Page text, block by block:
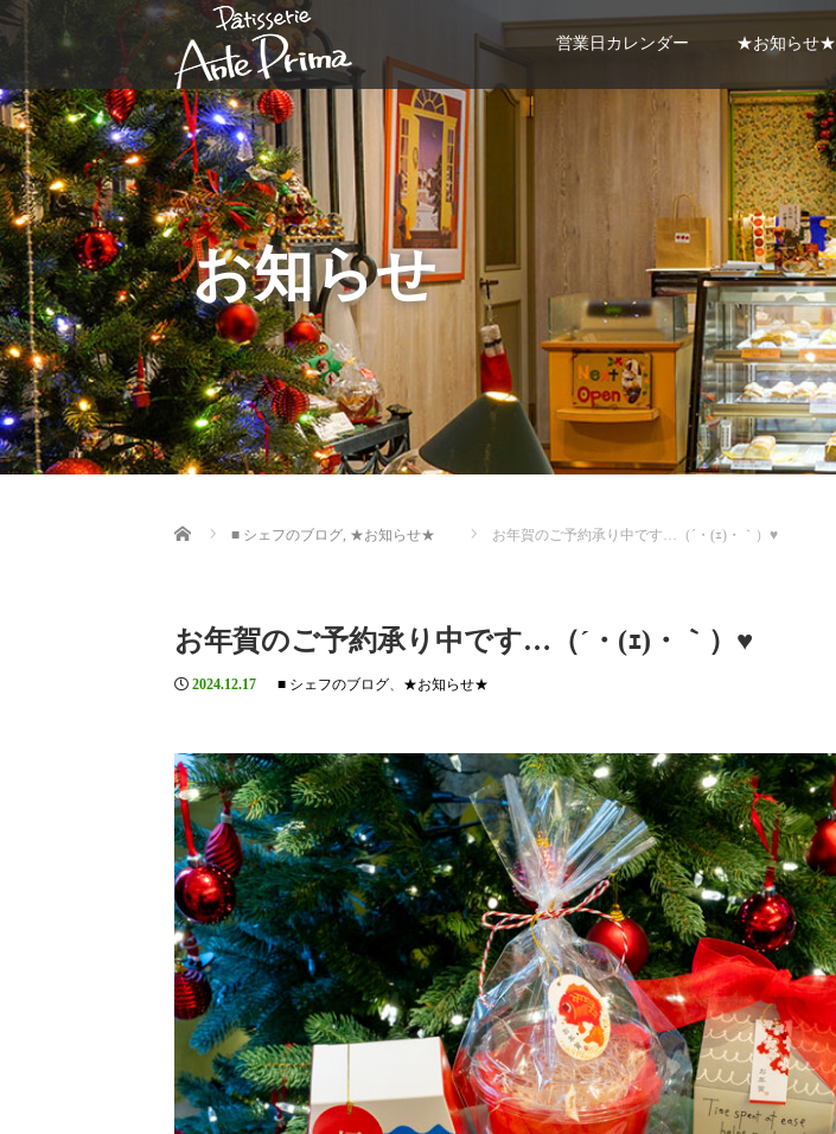
営業日カレンダー ★お知らせ★
お知らせ
Home ■ シェフのブログ, ★お知らせ★ お年賀のご予約承り中です…（´・(ｪ)・｀）♥
お年賀のご予約承り中です…（´・(ｪ)・｀）♥
2024.12.17 ■ シェフのブログ、 ★お知らせ★